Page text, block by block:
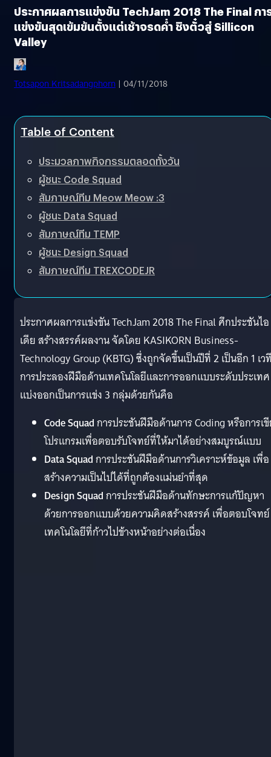
ประกาศผลการแข่งขัน TechJam 2018 The Final กา
แข่งขันสุดเข้มข้นตั้งแต่เช้าจรดค่ำ ชิงตั๋วสู่ Sillicon
Valley
Totsapon Kritsadangphorn | 04/11/2018
Table of Content
ประมวลภาพกิจกรรมตลอดทั้งวัน
ผู้ชนะ Code Squad
สัมภาษณ์ทีม Meow Meow :3
ผู้ชนะ Data Squad
สัมภาษณ์ทีม TEMP
ผู้ชนะ Design Squad
สัมภาษณ์ทีม TREXCODEJR
ประกาศผลการแข่งขัน TechJam 2018 The Final ศึกประชันไอ
เดีย สร้างสรรค์ผลงาน จัดโดย KASIKORN Business-
Technology Group (KBTG) ซึ่งถูกจัดขึ้นเป็นปีที่ 2 เป็นอีก 1 เว
การประลองฝีมือด้านเทคโนโลยีและการออกแบบระดับประเทศ
แบ่งออกเป็นการแข่ง 3 กลุ่มด้วยกันคือ
Code Squadการประชันฝีมือด้านการ Coding หรือการเ
โปรแกรมเพื่อตอบรับโจทย์ที่ให้มาได้อย่างสมบูรณ์แบบ
Data Squadการประชันฝีมือด้านการวิเคราะห์ข้อมูล เพื่อ
สร้างความเป็นไปได้ที่ถูกต้องแม่นยำที่สุด
Design Squadการประชันฝีมือด้านทักษะการแก้ปัญหา
ด้วยการออกแบบด้วยความคิดสร้างสรรค์ เพื่อตอบโจทย์
เทคโนโลยีที่ก้าวไปข้างหน้าอย่างต่อเนื่อง